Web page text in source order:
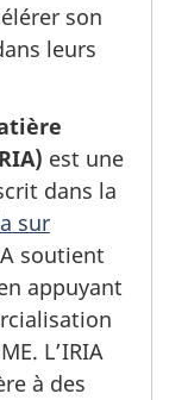
son
leurs
est une
dans la
sur
soutient
appuyant
L’IRIA
à des